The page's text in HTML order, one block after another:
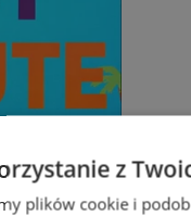
z
plików cookie i